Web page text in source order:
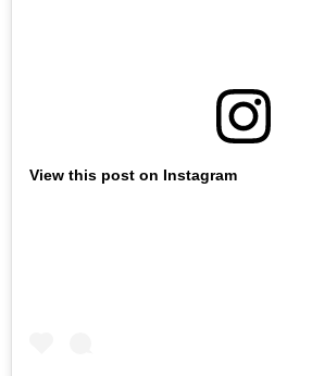
View this post on Instagram